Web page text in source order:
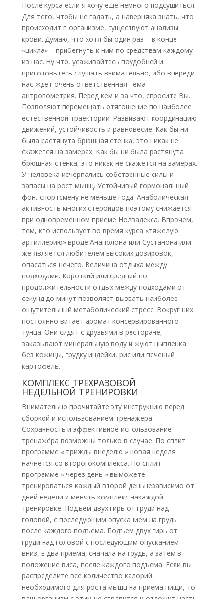
После курса если я хочу ещё немного подсушиться.
Для того, чтобы не гадать, а наверняка знать, что
происходит в организме, существуют анализы
крови. Думаю, что хотя бы один раз – в конце
«цикла» – прибегнуть к ним по средствам каждому
из нас. Ну что, усаживайтесь поудобней и
приготовьтесь слушать внимательно, ибо впереди
нас ждет очень ответственная тема
антропометрия. Перед кем и за что, спросите Вы.
Позволяют перемещать отягощение по наиболее
естественной траектории. Развивают координацию
движений, устойчивость и равновесие. Как бы ни
была растянута брюшная стенка, это никак не
скажется на замерах. Как бы ни была растянута
брюшная стенка, это никак не скажется на замерах.
У человека исчерпались собственные силы и
запасы на рост мышц. Устойчивый гормональный
фон, спортсмену не меньше года. Анаболическая
активность многих стероидов поэтому снижается
при одновременном приеме Нолвадекса. Впрочем,
тем, кто использует во время курса «тяжелую
артиллерию» вроде Анаполона или Сустанона или
же является любителем высоких дозировок,
опасаться нечего. Величина отдыха между
подходами. Короткий или средний по
продолжительности отдых между подходами от
секунд до минут позволяет вызвать наиболее
ощутительный метаболический стресс. Вокруг них
постоянно витает аромат консервированного
тунца. Они сидят с друзьями в ресторане,
заказывают минеральную воду и жуют цыпленка
без кожицы, грудку индейки, рис или печеный
картофель.
КОМПЛЕКС ТРЕХРАЗОВОЙ
НЕДЕЛЬНОЙ ТРЕНИРОВКИ
Внимательно прочитайте эту инструкцию перед
сборкой и использованием тренажёра.
Сохранность и эффективное использование
тренажёра возможны только в случае. По сплит
программе « трижды внеделю » новая неделя
начнется со второгокомплекса. По сплит
программе « через день » выможете
тренироваться каждый второй деньнезависимо от
дней недели и менять комплекс накаждой
тренировке. Подъем двух гирь от груди над
головой, с последующим опусканием на грудь
после каждого подъема. Подъем двух гирь от
груди над головой с последующим опусканием
вниз, в два приема, сначала на грудь, а затем в
положение виса, после каждого подъема. Если вы
распределите все количество калорий,
необходимого для роста мышц на приема пищи, то